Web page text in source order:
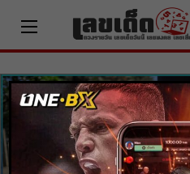
content
วิธีการขอหวย
เหลือเชื่อ !! คน